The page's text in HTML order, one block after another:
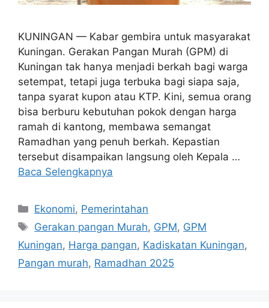
KUNINGAN — Kabar gembira untuk masyarakat
Kuningan. Gerakan Pangan Murah (GPM) di
Kuningan tak hanya menjadi berkah bagi warga
setempat, tetapi juga terbuka bagi siapa saja,
tanpa syarat kupon atau KTP. Kini, semua orang
bisa berburu kebutuhan pokok dengan harga
ramah di kantong, membawa semangat
Ramadhan yang penuh berkah. Kepastian
tersebut disampaikan langsung oleh Kepala …
Baca Selengkapnya
Kategori
Ekonomi, Pemerintahan
Tag
Gerakan pangan Murah, GPM, GPM
Kuningan, Harga pangan, Kadiskatan Kuningan,
Pangan murah, Ramadhan 2025